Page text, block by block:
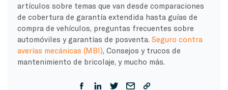
artículos sobre temas que van desde comparaciones
de cobertura de garantía extendida hasta guías de
compra de vehículos, preguntas frecuentes sobre
automóviles y garantías de posventa. Seguro contra
averías mecánicas (MBI) , Consejos y trucos de
mantenimiento de bricolaje, y mucho más.